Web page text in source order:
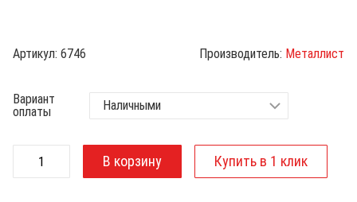
о
у
Артикул: 6746 Производитель: Металлист
Вариант
оплаты